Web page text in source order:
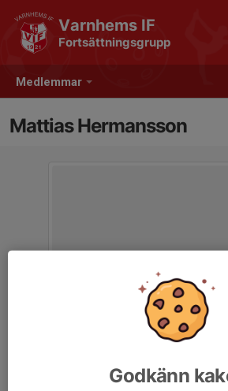
Medlemmar
Varnhems IF
Fortsättningsgrupp
Mattias Hermansson
Godkänn